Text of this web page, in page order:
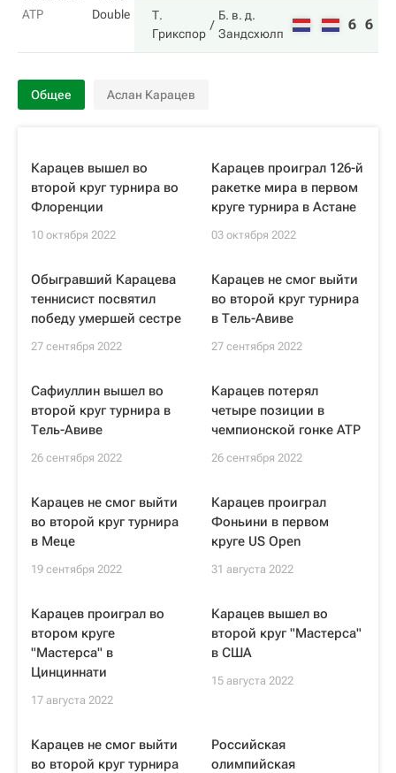
ATP
Double
Т.
Грикспор
Б. в. д.
Зандсхюлп
6 6
Общее Аслан Карацев
Карацев вышел во
второй круг турнира во
Флоренции
10 октября 2022
Карацев проиграл 126-й
ракетке мира в первом
круге турнира в Астане
03 октября 2022
Обыгравший Карацева
теннисист посвятил
победу умершей сестре
27 сентября 2022
Карацев не смог выйти
во второй круг турнира
в Тель-Авиве
27 сентября 2022
Сафиуллин вышел во
второй круг турнира в
Тель-Авиве
26 сентября 2022
Карацев потерял
четыре позиции в
чемпионской гонке ATP
26 сентября 2022
Карацев не смог выйти
во второй круг турнира
в Меце
19 сентября 2022
Карацев проиграл
Фоньини в первом
круге US Open
31 августа 2022
Карацев проиграл во
втором круге
"Мастерса" в
Цинциннати
17 августа 2022
Карацев вышел во
второй круг "Мастерса"
в США
15 августа 2022
Карацев не смог выйти
во второй круг турнира
Российская
олимпийская